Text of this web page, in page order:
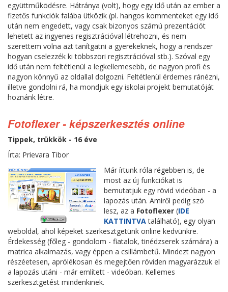
együttműködésre. Hátránya (volt), hogy egy idő után az ember a
fizetős funkciók falába ütközik (pl. hangos kommenteket egy idő
után nem engedett, vagy csak bizonyos számú prezentációt
lehetett az ingyenes regisztrációval létrehozni, és nem
szerettem volna azt tanítgatni a gyerekeknek, hogy a rendszer
hogyan cselezzék ki többszöri regisztrációval stb.). Szóval egy
idő után nem feltétlenül a legkellemesebb, de nagyon profi és
nagyon könnyű az oldallal dolgozni. Feltétlenül érdemes ránézni,
illetve gondolni rá, ha mondjuk egy iskolai projekt bemutatóját
hoznánk létre.
Fotoflexer - képszerkesztés online
Tippek, trükkök - 16 éve
Írta: Prievara Tibor
Már írtunk róla régebben is, de
most az új funkciókat is
bemutatjuk egy rövid videóban - a
lapozás után. Amiről pedig szó
lesz, az a Fotoflexer (IDE
KATTINTVAtalálható), egy olyan
weboldal, ahol képeket szerkesztgetünk online kedvünkre.
Érdekesség (főleg - gondolom - fiatalok, tinédzserek számára) a
matrica alkalmazás, vagy éppen a csillámbetű. Mindezt nagyon
részéetesen, aprólékosan és megejtően röviden magyarázzuk el
a lapozás utáni - már említett - videóban. Kellemes
szerkesztgetést mindenkinek.